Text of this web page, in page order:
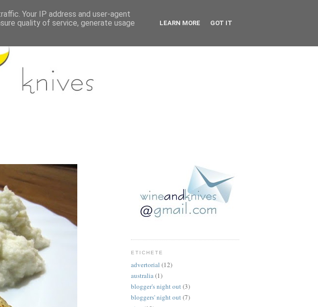
ETICHETE
advertorial (12)
australia(1)
blogger's night out(3)
bloggers' night out(7)
Your IP address and user-agent
quality of service, generate usage
LEARN MORE GOT IT